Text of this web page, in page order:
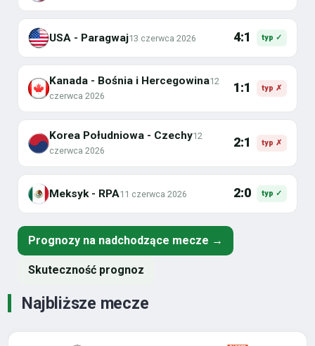
Najbliższe mecze
USA - Paragwaj13 czerwca 2026 4:1 typ ✓
Kanada - Bośnia i Hercegowina12
czerwca 2026
1:1 typ ✗
Korea Południowa - Czechy12
czerwca 2026
2:1 typ ✗
Meksyk - RPA11 czerwca 2026 2:0 typ ✓
Prognozy na nadchodzące mecze →
Skuteczność prognoz